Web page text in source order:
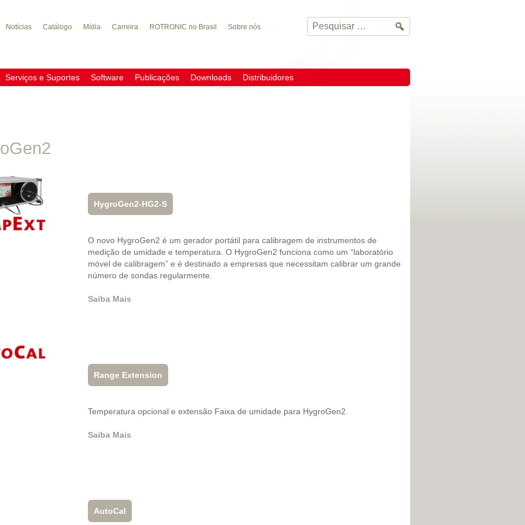
Notícias Catálogo Mídia Carreira ROTRONIC no Brasil Sobre nós
Pesquisar
por:
Serviços e Suportes Software Publicações Downloads Distribuidores
HygroGen2-HG2-S
O novo HygroGen2 é um gerador portátil para calibragem de instrumentos de
medição de umidade e temperatura. O HygroGen2 funciona como um “laboratório
móvel de calibragem” e é destinado a empresas que necessitam calibrar um grande
número de sondas regularmente.
Saiba Mais
Range Extension
Temperatura opcional e extensão Faixa de umidade para HygroGen2.
Saiba Mais
AutoCal